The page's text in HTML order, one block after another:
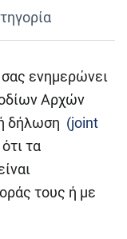
ενημερώνει
Αρχών
δήλωση (joint
τα
τους ή με